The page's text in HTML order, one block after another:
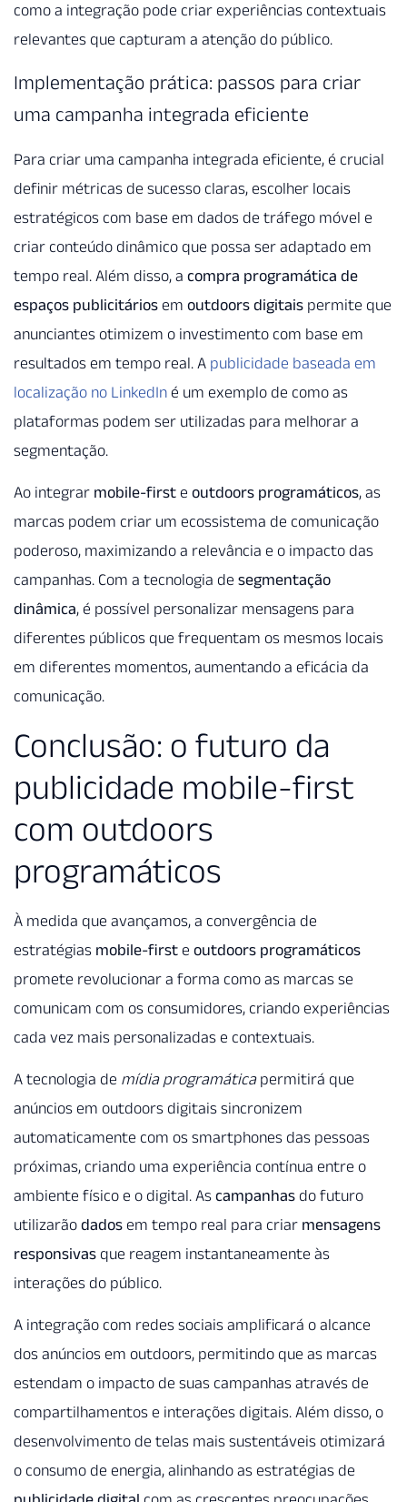
como a integração pode criar experiências contextuais
relevantes que capturam a atenção do público.
Implementação prática: passos para criar
uma campanha integrada eficiente
Para criar uma campanha integrada eficiente, é crucial
definir métricas de sucesso claras, escolher locais
estratégicos com base em dados de tráfego móvel e
criar conteúdo dinâmico que possa ser adaptado em
tempo real. Além disso, a compra programática de
espaços publicitários em outdoors digitais permite que
anunciantes otimizem o investimento com base em
resultados em tempo real. A publicidade baseada em
localização no LinkedIn é um exemplo de como as
plataformas podem ser utilizadas para melhorar a
segmentação.
Ao integrar mobile-first e outdoors programáticos, as
marcas podem criar um ecossistema de comunicação
poderoso, maximizando a relevância e o impacto das
campanhas. Com a tecnologia de segmentação
dinâmica, é possível personalizar mensagens para
diferentes públicos que frequentam os mesmos locais
em diferentes momentos, aumentando a eficácia da
comunicação.
Conclusão: o futuro da
publicidade mobile-first
com outdoors
programáticos
À medida que avançamos, a convergência de
estratégias mobile-first e outdoors programáticos
promete revolucionar a forma como as marcas se
comunicam com os consumidores, criando experiências
cada vez mais personalizadas e contextuais.
A tecnologia de mídia programáticapermitirá que
anúncios em outdoors digitais sincronizem
automaticamente com os smartphones das pessoas
próximas, criando uma experiência contínua entre o
ambiente físico e o digital. As campanhas do futuro
utilizarão dados em tempo real para criar mensagens
responsivas que reagem instantaneamente às
interações do público.
A integração com redes sociais amplificará o alcance
dos anúncios em outdoors, permitindo que as marcas
estendam o impacto de suas campanhas através de
compartilhamentos e interações digitais. Além disso, o
desenvolvimento de telas mais sustentáveis otimizará
o consumo de energia, alinhando as estratégias de